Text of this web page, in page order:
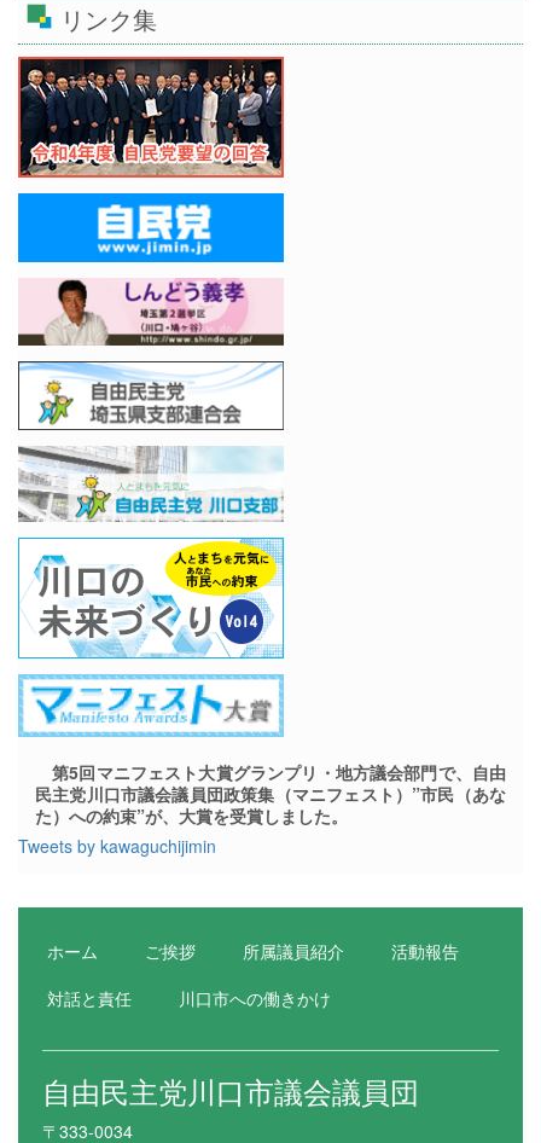
リンク集
第5回マニフェスト大賞グランプリ・地方議会部門で、自由
民主党川口市議会議員団政策集（マニフェスト）”市民（あな
た）への約束”が、大賞を受賞しました。
Tweets by kawaguchijimin
ホーム ご挨拶 所属議員紹介
活動報告
対話と責任
川口市への働きかけ
自由民主党川口市議会議員団
〒333-0034